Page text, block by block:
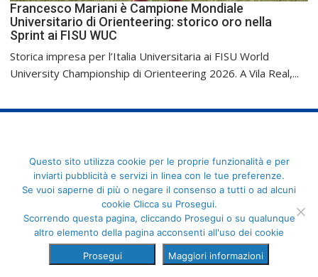
Francesco Mariani è Campione Mondiale
Universitario di Orienteering: storico oro nella
Sprint ai FISU WUC
Storica impresa per l’Italia Universitaria ai FISU World
University Championship di Orienteering 2026. A Vila Real,...
FederCUSI: Federazione Italiana dello Sport Universitario - Via
Angelo Brofferio, 7 - 00195 Roma - C.F. 80109270589
Questo sito utilizza cookie per le proprie funzionalità e per
inviarti pubblicità e servizi in linea con le tue preferenze.
Se vuoi saperne di più o negare il consenso a tutti o ad alcuni
cookie Clicca su Prosegui.
Scorrendo questa pagina, cliccando Prosegui o su qualunque
altro elemento della pagina acconsenti all'uso dei cookie
Prosegui Maggiori informazioni